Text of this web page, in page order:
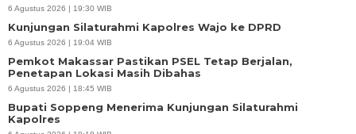
6 Agustus 2026 | 19:30 WIB
Kunjungan Silaturahmi Kapolres Wajo ke DPRD
6 Agustus 2026 | 19:04 WIB
Pemkot Makassar Pastikan PSEL Tetap Berjalan,
Penetapan Lokasi Masih Dibahas
6 Agustus 2026 | 18:45 WIB
Bupati Soppeng Menerima Kunjungan Silaturahmi
Kapolres